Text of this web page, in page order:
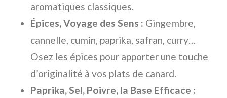
aromatiques classiques.
Épices, Voyage des Sens : Gingembre,
cannelle, cumin, paprika, safran, curry…
Osez les épices pour apporter une touche
d’originalité à vos plats de canard.
Paprika, Sel, Poivre, la Base Efficace :